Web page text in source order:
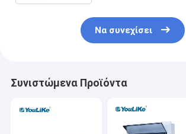
Να συνεχίσει
Συνιστώμενα Προϊόντα